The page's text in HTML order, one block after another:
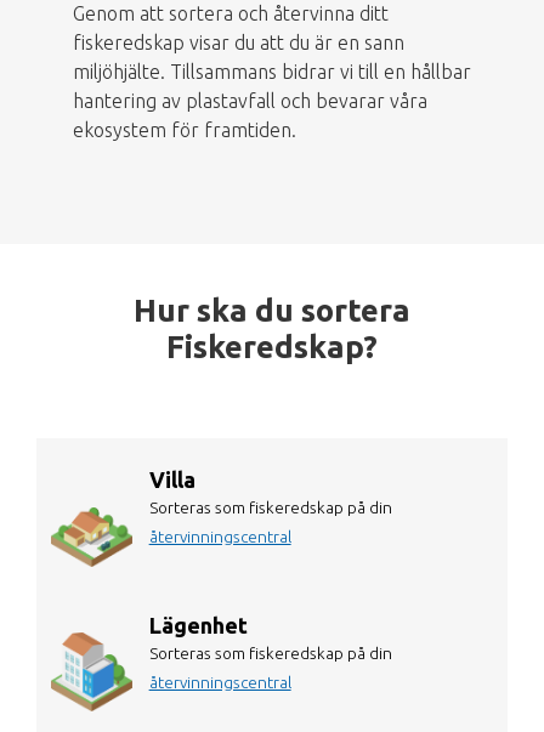
Genom att sortera och återvinna ditt
fiskeredskap visar du att du är en sann
miljöhjälte. Tillsammans bidrar vi till en hållbar
hantering av plastavfall och bevarar våra
ekosystem för framtiden.
Hur ska du sortera
Fiskeredskap?
Villa
Sorteras som fiskeredskap på din
återvinningscentral
Lägenhet
Sorteras som fiskeredskap på din
återvinningscentral